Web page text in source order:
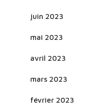
juin 2023
mai 2023
avril 2023
mars 2023
février 2023